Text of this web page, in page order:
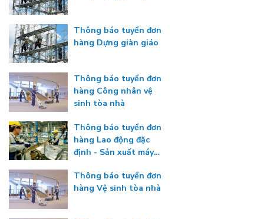
Thông báo tuyển đơn
hàng Dựng giàn giáo
Thông báo tuyển đơn
hàng Công nhân vệ
sinh tòa nhà
Thông báo tuyển đơn
hàng Lao động đặc
định - Sản xuất máy
Thông báo tuyển đơn
hàng Vệ sinh tòa nhà